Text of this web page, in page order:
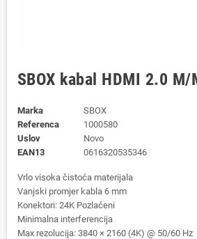
SBOX kabal HDMI 2.0
Marka
SBOX
Referenca
1000580
Uslov
Novo
EAN13
0616320535346
Vrlo visoka čistoća materijala
Vanjski promjer kabla 6 mm
Konektori: 24K Pozlaćeni
Minimalna interferencija
Max rezolucija: 3840 × 2160 (4K) @ 50/60 Hz